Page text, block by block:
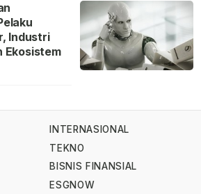
Industri
Ekosistem
INTERNASIONAL
TEKNO
BISNIS FINANSIAL
ESGNOW